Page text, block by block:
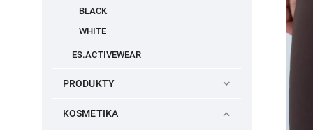
BLACK
WHITE
ES.ACTIVEWEAR
PRODUKTY
KOSMETIKA